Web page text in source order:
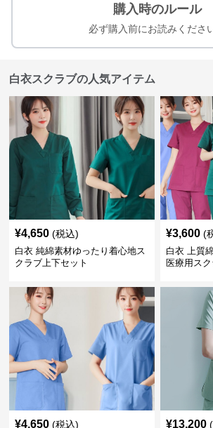
購入時のルール
必ず購入前にお読みくださ
白衣スクラブの人気アイテム
¥4,650 (税込)
白衣 純綿素材ゆったり着心地ス
クラブ上下セット
¥3,600 (
白衣 上質
医療用ス
¥4,650 (税込) ¥13,200